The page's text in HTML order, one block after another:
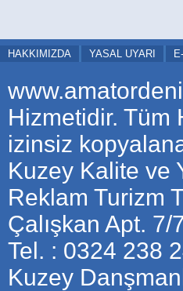
HAKKIMIZDA YASAL UYARI
Hizmetidir. Tüm
izinsiz
Kuzey Kalite ve
Reklam Turizm
Çalışkan Apt. 7/
Tel. : 0324 238
Kuzey